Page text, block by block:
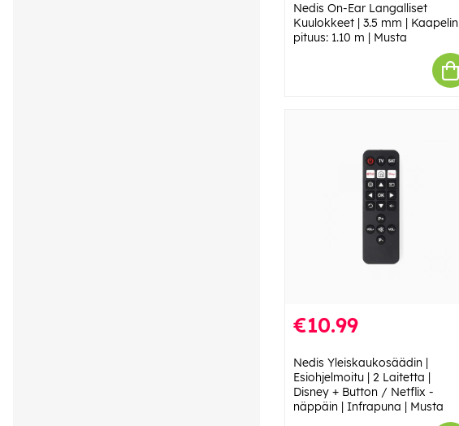
Nedis On-Ear Langalliset
Kuulokkeet | 3.5 mm | Kaapelin
pituus: 1.10 m | Musta
€10.99
Nedis Yleiskaukosäädin |
Esiohjelmoitu | 2 Laitetta |
Disney + Button / Netflix -
näppäin | Infrapuna | Musta